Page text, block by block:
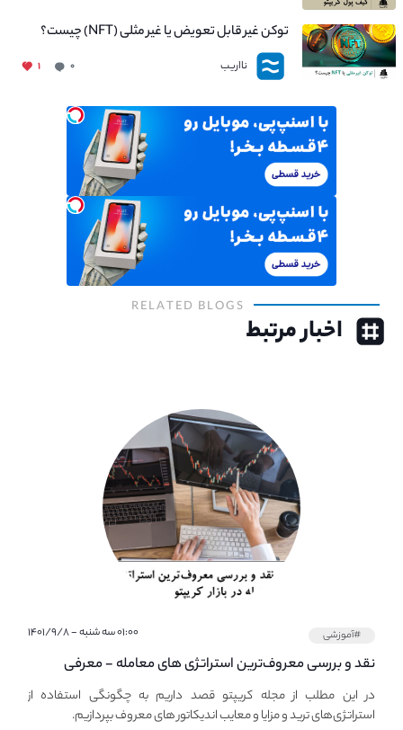
توکن غیر قابل تعویض یا غیر مثلی (NFT) چیست؟
نااریب ۰ ۱
RELATED BLOGS
اخبار مرتبط
#آموزشی ۰۱:۰۰ سه شنبه - ۱۴۰۱/۹/۸
نقد و بررسی معروف‌ترین استراتژی های معامله - معرفی
استراتژی های مهم ترید در بازار کریپتو
در این مطلب از مجله کریپتو قصد داریم به چگونگی استفاده از
استراتژی‌های ترید و مزایا و معایب اندیکاتور های معروف بپردازیم.